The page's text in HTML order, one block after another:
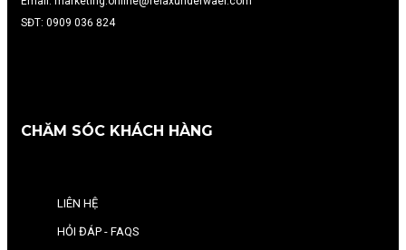
CHĂM SÓC KHÁCH HÀNG
LIÊN HỆ
HỎI ĐÁP - FAQS
SĐT: 0909 036 824